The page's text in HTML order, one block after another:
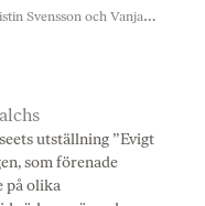
Svensson och Vanja
utställning ”Evigt
som förenade
på olika